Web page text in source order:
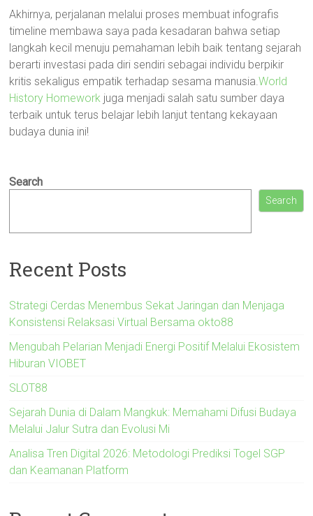
Akhirnya, perjalanan melalui proses membuat infografis
timeline membawa saya pada kesadaran bahwa setiap
langkah kecil menuju pemahaman lebih baik tentang sejarah
berarti investasi pada diri sendiri sebagai individu berpikir
kritis sekaligus empatik terhadap sesama manusia.World
History Homework juga menjadi salah satu sumber daya
terbaik untuk terus belajar lebih lanjut tentang kekayaan
budaya dunia ini!
Search
Search
Recent Posts
Strategi Cerdas Menembus Sekat Jaringan dan Menjaga
Konsistensi Relaksasi Virtual Bersama okto88
Mengubah Pelarian Menjadi Energi Positif Melalui Ekosistem
Hiburan VIOBET
SLOT88
Sejarah Dunia di Dalam Mangkuk: Memahami Difusi Budaya
Melalui Jalur Sutra dan Evolusi Mi
Analisa Tren Digital 2026: Metodologi Prediksi Togel SGP
dan Keamanan Platform